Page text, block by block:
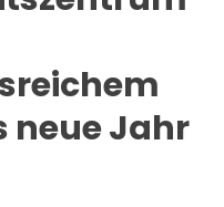
neue Jahr